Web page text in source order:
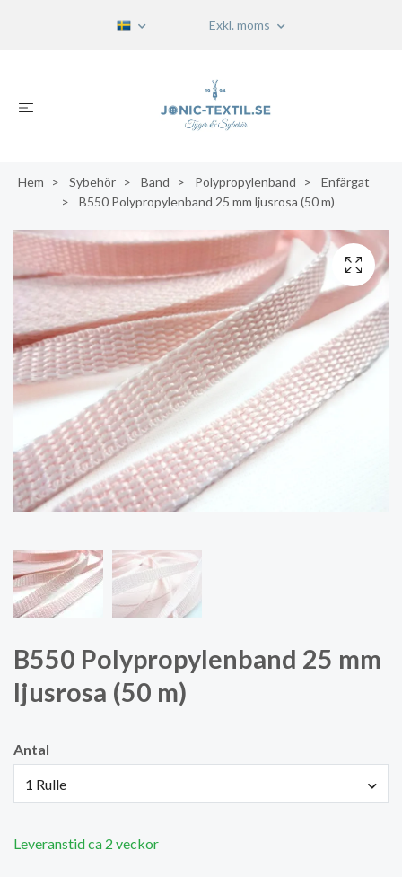
Exkl. moms
Hem Sybehör Band Polypropylenband
Enfärgat
B550 Polypropylenband 25 mm ljusrosa (50 m)
B550 Polypropylenband 25 mm
ljusrosa (50 m)
Antal
1 Rulle
Leveranstid ca 2 veckor